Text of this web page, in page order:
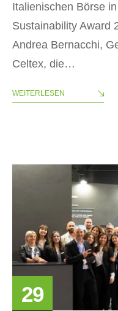
Italienischen Börse
Sustainability Award
Andrea Bernacchi,
Celtex, die…
WEITERLESEN
29